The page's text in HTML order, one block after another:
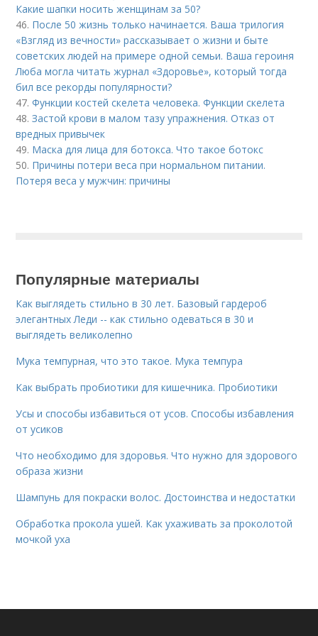
Какие шапки носить женщинам за 50?
46. После 50 жизнь только начинается. Ваша трилогия
«Взгляд из вечности» рассказывает о жизни и быте
советских людей на примере одной семьи. Ваша героиня
Люба могла читать журнал «Здоровье», который тогда
бил все рекорды популярности?
47.Функции костей скелета человека. Функции скелета
48.Застой крови в малом тазу упражнения. Отказ от
вредных привычек
49. Маска для лица для ботокса. Что такое ботокс
50. Причины потери веса при нормальном питании.
Потеря веса у мужчин: причины
Популярные материалы
Как выглядеть стильно в 30 лет. Базовый гардероб
элегантных Леди -- как стильно одеваться в 30 и
выглядеть великолепно
Мука темпурная, что это такое. Мука темпура
Как выбрать пробиотики для кишечника. Пробиотики
Усы и способы избавиться от усов. Способы избавления
от усиков
Что необходимо для здоровья. Что нужно для здорового
образа жизни
Шампунь для покраски волос. Достоинства и недостатки
Обработка прокола ушей. Как ухаживать за проколотой
мочкой уха